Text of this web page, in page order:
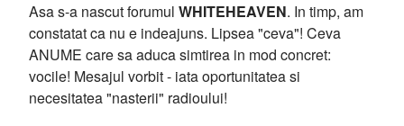
Asa s-a nascut forumul WHITEHEAVEN. In timp, am
constatat ca nu e indeajuns. Lipsea "ceva"! Ceva
ANUME care sa aduca simtirea in mod concret:
vocile! Mesajul vorbit - iata oportunitatea si
necesitatea "nasterii" radioului!